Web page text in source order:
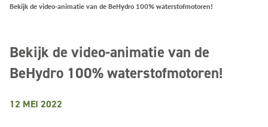
Bekijk de video-animatie van de BeHydro 100% waterstofmotoren!
Bekijk de video-animatie van de
BeHydro 100% waterstofmotoren!
12 MEI 2022